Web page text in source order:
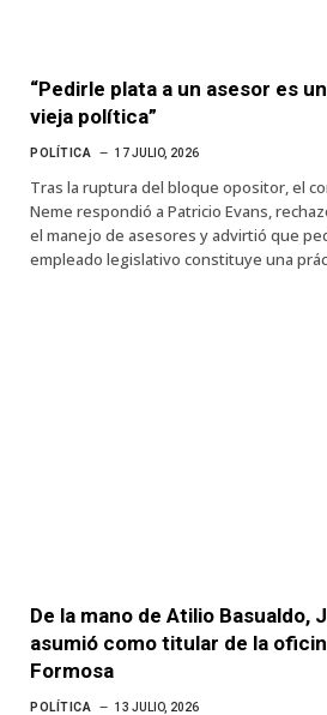
“Pedirle plata a un asesor es
vieja política”
POLÍTICA 17 JULIO, 2026
Tras la ruptura del bloque opositor, el
Neme respondió a Patricio Evans,
el manejo de asesores y advirtió que
empleado legislativo constituye una
De la mano de Atilio Basualdo,
asumió como titular de la
Formosa
POLÍTICA 13 JULIO, 2026